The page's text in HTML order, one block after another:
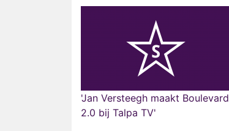
'Jan Versteegh maakt Boulevard
2.0 bij Talpa TV'